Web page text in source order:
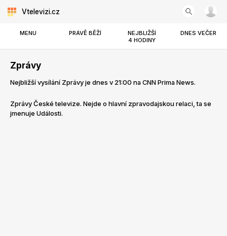
Vtelevizi.cz
MENU PRÁVĚ BĚŽÍ
NEJBLIŽŠÍ
4 HODINY
DNES VEČER
Zprávy
Nejbližší vysílání Zprávy je dnes v 21:00 na CNN Prima News.
Zprávy České televize. Nejde o hlavní zpravodajskou relaci, ta se
jmenuje Události.